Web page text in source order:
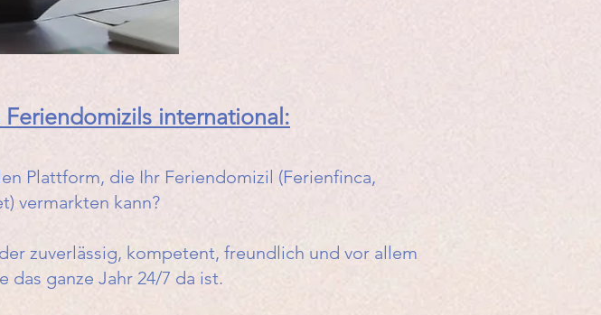
international:
Plattform, die Ihr Feriendomizil (Ferienfinca,
vermarkten kann?
zuverlässig, kompetent, freundlich und vor allem
das ganze Jahr 24/7 da ist.